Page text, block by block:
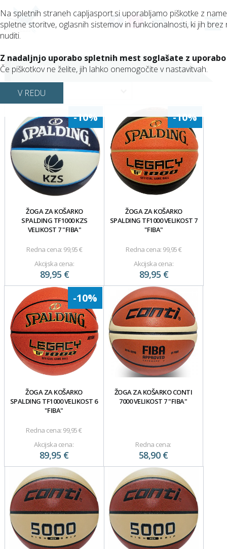
(0)
KOŠARKA
-10%
ŽOGA ZA KOŠARKO
SPALDING TF1000 KZS
VELIKOST 7 "FIBA"
Redna cena: 99,95 €
Akcijska cena:
89,95 €
-10%
ŽOGA ZA KOŠARKO
SPALDING TF1000 VELIKOST 7
"FIBA"
Redna cena: 99,95 €
Akcijska cena:
89,95 €
-10%
ŽOGA ZA KOŠARKO
SPALDING TF1000 VELIKOST 6
"FIBA"
Redna cena: 99,95 €
Akcijska cena:
89,95 €
ŽOGA ZA KOŠARKO CONTI
7000 VELIKOST 7 "FIBA"
Redna cena:
58,90 €
Na spletnih straneh capljasport.si uporabljamo piškotke z
spletne storitve, oglasnih sistemov in funkcionalnosti, ki jih brez
nuditi.
Z nadaljnjo uporabo spletnih mest soglašate z
Če piškotkov ne želite, jih lahko onemogočite v nastavitvah.
V REDU